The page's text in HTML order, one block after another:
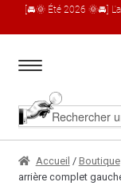
[🚘🌞 Été 2026 🌞🚘]
à
navigation
au
contenu
Rechercher
produit
Accueil
Le catalogue
Accueil / Boutique
arrière complet